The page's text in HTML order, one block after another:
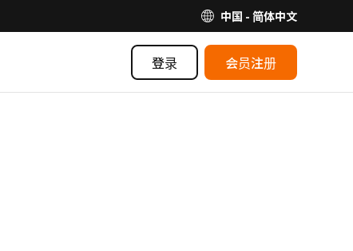
中国 - 简体中文
登录 会员注册